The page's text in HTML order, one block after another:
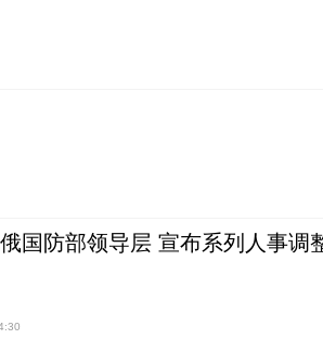
国防部领导层 宣布系列人事调